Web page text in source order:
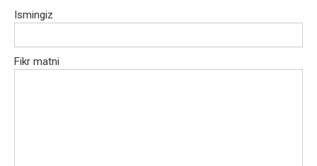
Ismingiz
Fikr matni